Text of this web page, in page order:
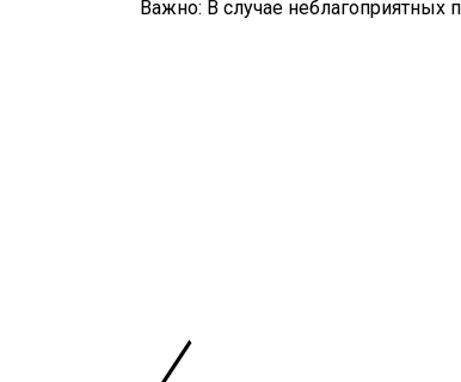
Важно: В случае неблагоприятных